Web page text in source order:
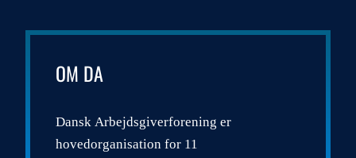
OM DA
Dansk Arbejdsgiverforening er
hovedorganisation for 11